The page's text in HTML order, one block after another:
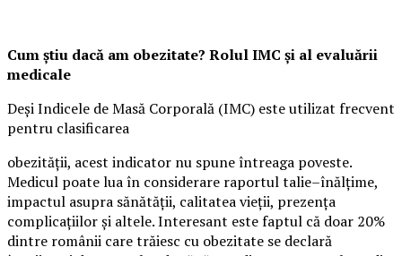
Cum știu dacă am obezitate? Rolul IMC și al evaluării
medicale
Deși Indicele de Masă Corporală (IMC) este utilizat frecvent
pentru clasificarea
obezității, acest indicator nu spune întreaga poveste.
Medicul poate lua în considerare raportul talie–înălțime,
impactul asupra sănătății, calitatea vieții, prezența
complicațiilor și altele. Interesant este faptul că doar 20%
dintre românii care trăiesc cu obezitate se declară